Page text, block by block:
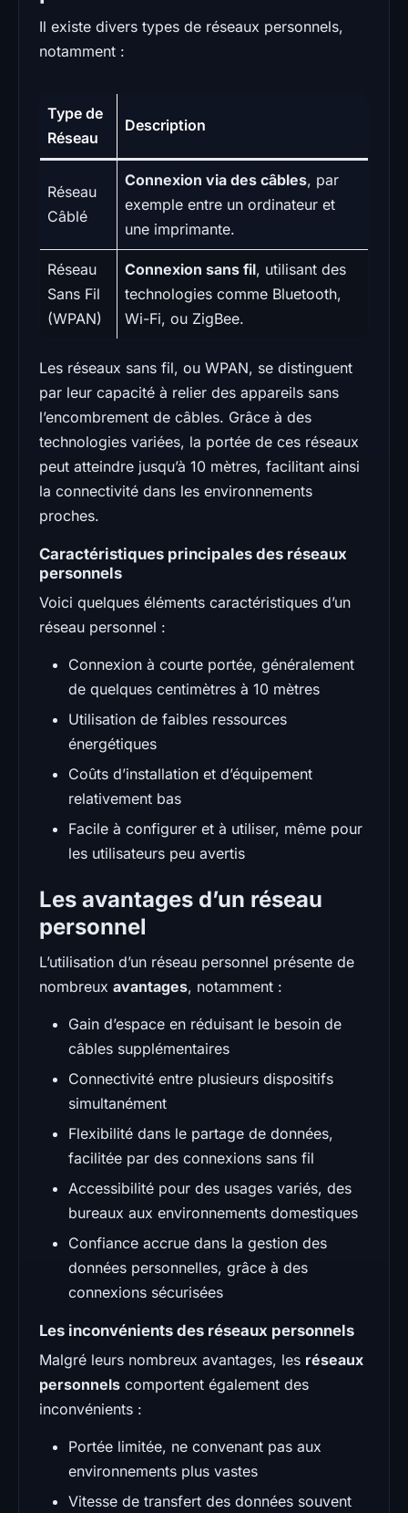
Il existe divers types de réseaux personnels,
notamment :
Type de
Réseau
Description
Réseau
Câblé
Connexion via des câbles, par
exemple entre un ordinateur et
une imprimante.
Réseau
Sans Fil
(WPAN)
Connexion sans fil, utilisant des
technologies comme Bluetooth,
Wi-Fi, ou ZigBee.
Les réseaux sans fil, ou WPAN, se distinguent
par leur capacité à relier des appareils sans
l’encombrement de câbles. Grâce à des
technologies variées, la portée de ces réseaux
peut atteindre jusqu’à 10 mètres, facilitant ainsi
la connectivité dans les environnements
proches.
Caractéristiques principales des réseaux
personnels
Voici quelques éléments caractéristiques d’un
réseau personnel :
Connexion à courte portée, généralement
de quelques centimètres à 10 mètres
Utilisation de faibles ressources
énergétiques
Coûts d’installation et d’équipement
relativement bas
Facile à configurer et à utiliser, même pour
les utilisateurs peu avertis
Les avantages d’un réseau
personnel
L’utilisation d’un réseau personnel présente de
nombreux avantages, notamment :
Gain d’espace en réduisant le besoin de
câbles supplémentaires
Connectivité entre plusieurs dispositifs
simultanément
Flexibilité dans le partage de données,
facilitée par des connexions sans fil
Accessibilité pour des usages variés, des
bureaux aux environnements domestiques
Confiance accrue dans la gestion des
données personnelles, grâce à des
connexions sécurisées
Les inconvénients des réseaux personnels
Malgré leurs nombreux avantages, les réseaux
personnels comportent également des
inconvénients :
Portée limitée, ne convenant pas aux
environnements plus vastes
Vitesse de transfert des données souvent